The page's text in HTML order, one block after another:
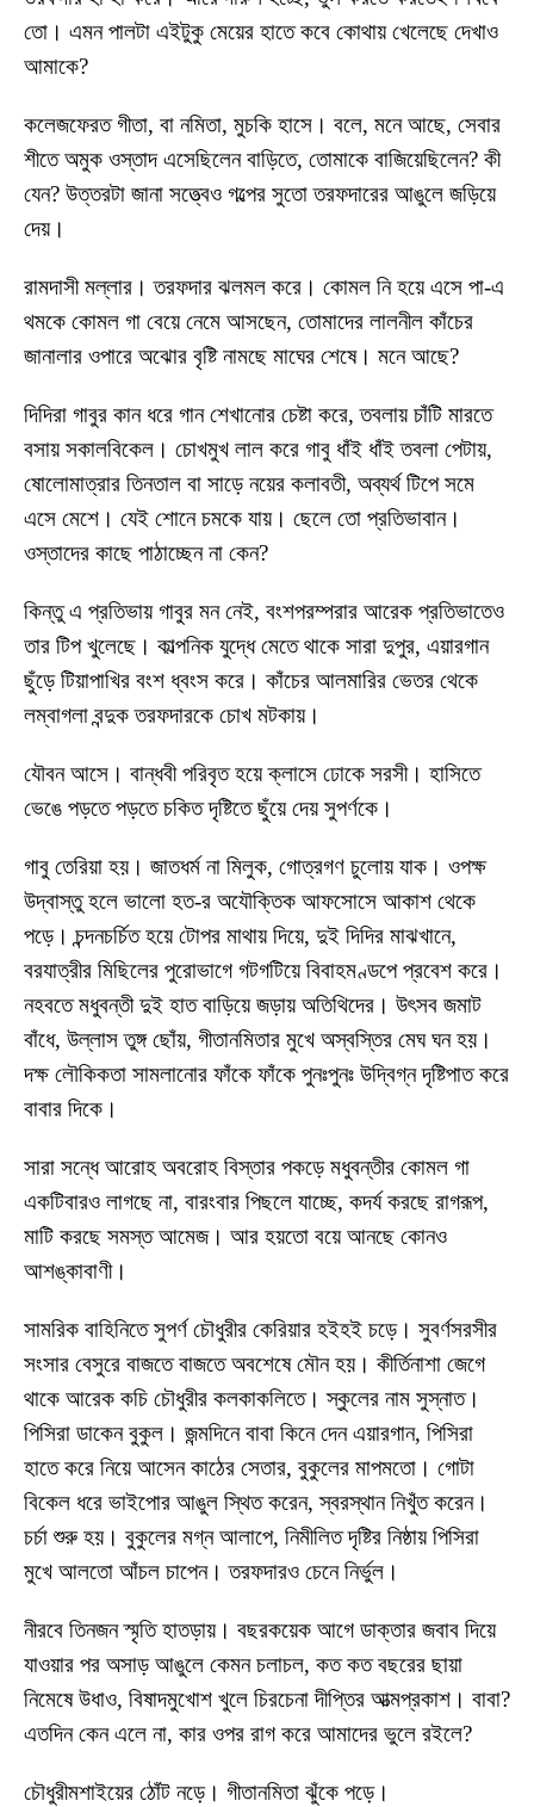
তো। এমন পালটা এইটুকু মেয়ের হাতে কবে কোথায় খেলেছে দেখাও
আমাকে?
কলেজফেরত গীতা, বা নমিতা, মুচকি হাসে। বলে, মনে আছে, সেবার
শীতে অমুক ওস্তাদ এসেছিলেন বাড়িতে, তোমাকে বাজিয়েছিলেন? কী
যেন? উত্তরটা জানা সত্ত্বেও গল্পের সুতো তরফদারের আঙুলে জড়িয়ে
দেয়।
রামদাসী মল্লার। তরফদার ঝলমল করে। কোমল নি হয়ে এসে পা-এ
থমকে কোমল গা বেয়ে নেমে আসছেন, তোমাদের লালনীল কাঁচের
জানালার ওপারে অঝোর বৃষ্টি নামছে মাঘের শেষে। মনে আছে?
দিদিরা গাবুর কান ধরে গান শেখানোর চেষ্টা করে, তবলায় চাঁটি মারতে
বসায় সকালবিকেল। চোখমুখ লাল করে গাবু ধাঁই ধাঁই তবলা পেটায়,
ষোলোমাত্রার তিনতাল বা সাড়ে নয়ের কলাবতী, অব্যর্থ টিপে সমে
এসে মেশে। যেই শোনে চমকে যায়। ছেলে তো প্রতিভাবান।
ওস্তাদের কাছে পাঠাচ্ছেন না কেন?
কিন্তু এ প্রতিভায় গাবুর মন নেই, বংশপরম্পরার আরেক প্রতিভাতেও
তার টিপ খুলেছে। কাল্পনিক যুদ্ধে মেতে থাকে সারা দুপুর, এয়ারগান
ছুঁড়ে টিয়াপাখির বংশ ধ্বংস করে। কাঁচের আলমারির ভেতর থেকে
লম্বাগলা বন্দুক তরফদারকে চোখ মটকায়।
যৌবন আসে। বান্ধবী পরিবৃত হয়ে ক্লাসে ঢোকে সরসী। হাসিতে
ভেঙে পড়তে পড়তে চকিত দৃষ্টিতে ছুঁয়ে দেয় সুপর্ণকে।
গাবু তেরিয়া হয়। জাতধর্ম না মিলুক, গোত্রগণ চুলোয় যাক। ওপক্ষ
উদ্বাস্তু হলে ভালো হত-র অযৌক্তিক আফসোসে আকাশ থেকে
পড়ে। চন্দনচর্চিত হয়ে টোপর মাথায় দিয়ে, দুই দিদির মাঝখানে,
বরযাত্রীর মিছিলের পুরোভাগে গটগটিয়ে বিবাহমণ্ডপে প্রবেশ করে।
নহবতে মধুবন্তী দুই হাত বাড়িয়ে জড়ায় অতিথিদের। উৎসব জমাট
বাঁধে, উল্লাস তুঙ্গ ছোঁয়, গীতানমিতার মুখে অস্বস্তির মেঘ ঘন হয়।
দক্ষ লৌকিকতা সামলানোর ফাঁকে ফাঁকে পুনঃপুনঃ উদ্বিগ্ন দৃষ্টিপাত করে
বাবার দিকে।
সারা সন্ধে আরোহ অবরোহ বিস্তার পকড়ে মধুবন্তীর কোমল গা
একটিবারও লাগছে না, বারংবার পিছলে যাচ্ছে, কদর্য করছে রাগরূপ,
মাটি করছে সমস্ত আমেজ। আর হয়তো বয়ে আনছে কোনও
আশঙ্কাবাণী।
সামরিক বাহিনিতে সুপর্ণ চৌধুরীর কেরিয়ার হইহই চড়ে। সুবর্ণসরসীর
সংসার বেসুরে বাজতে বাজতে অবশেষে মৌন হয়। কীর্তিনাশা জেগে
থাকে আরেক কচি চৌধুরীর কলকাকলিতে। স্কুলের নাম সুস্নাত।
পিসিরা ডাকেন বুকুল। জন্মদিনে বাবা কিনে দেন এয়ারগান, পিসিরা
হাতে করে নিয়ে আসেন কাঠের সেতার, বুকুলের মাপমতো। গোটা
বিকেল ধরে ভাইপোর আঙুল স্থিত করেন, স্বরস্থান নিখুঁত করেন।
চর্চা শুরু হয়। বুকুলের মগ্ন আলাপে, নিমীলিত দৃষ্টির নিষ্ঠায় পিসিরা
মুখে আলতো আঁচল চাপেন। তরফদারও চেনে নির্ভুল।
নীরবে তিনজন স্মৃতি হাতড়ায়। বছরকয়েক আগে ডাক্তার জবাব দিয়ে
যাওয়ার পর অসাড় আঙুলে কেমন চলাচল, কত কত বছরের ছায়া
নিমেষে উধাও, বিষাদমুখোশ খুলে চিরচেনা দীপ্তির আত্মপ্রকাশ। বাবা?
এতদিন কেন এলে না, কার ওপর রাগ করে আমাদের ভুলে রইলে?
চৌধুরীমশাইয়ের ঠোঁট নড়ে। গীতানমিতা ঝুঁকে পড়ে।